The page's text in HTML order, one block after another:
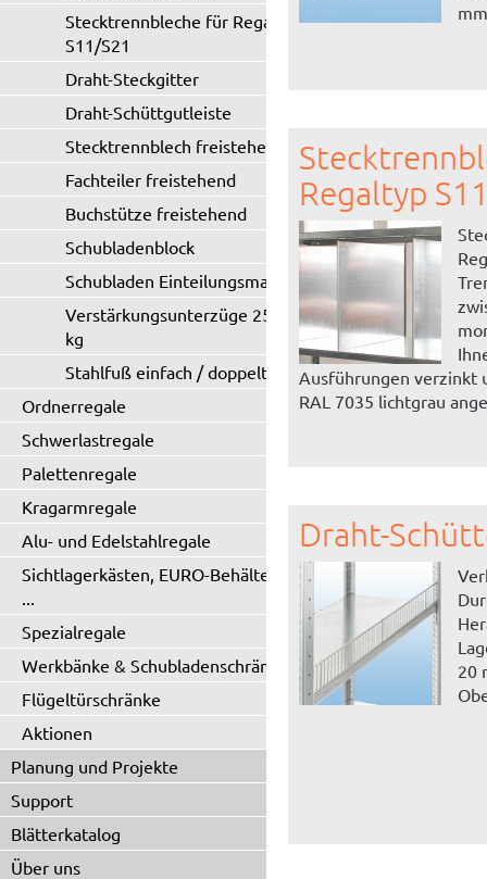
Stecktrennbleche für Regaltyp
S11/S21
Draht-Steckgitter
Draht-Schüttgutleiste
Stecktrennblech freistehend
Fachteiler freistehend
Buchstütze freistehend
Schubladenblock
Schubladen Einteilungsmaterial
Verstärkungsunterzüge 250 / 330
kg
Stahlfuß einfach / doppelt
Ordnerregale
Schwerlastregale
Palettenregale
Kragarmregale
Alu- und Edelstahlregale
Sichtlagerkästen, EURO-Behälter
...
Spezialregale
Werkbänke & Schubladenschränke
Flügeltürschränke
Aktionen
Planung und Projekte
Support
Blätterkatalog
Über uns
Regaltyp
Ausführungen verzinkt
RAL 7035 lichtgrau
Draht-
20